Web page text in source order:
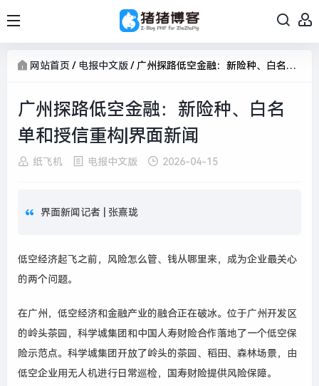
网站首页 / 电报中文版/ 广州探路低空金融：新险种、白名单和授信重构|界面新闻
广州探路低空金融：新险种、白名
单和授信重构|界面新闻
纸飞机 电报中文版 2026-04-15
界面新闻记者 | 张熹珑
低空经济起飞之前，风险怎么管、钱从哪里来，成为企业最关心
的两个问题。
在广州，低空经济和金融产业的融合正在破冰。位于广州开发区
的岭头茶园，科学城集团和中国人寿财险合作落地了一个低空保
险示范点。科学城集团开放了岭头的茶园、稻田、森林场景，由
低空企业用无人机进行日常巡检，国寿财险提供风险保障。